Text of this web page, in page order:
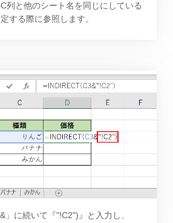
C列と他のシート名を同じにしている
する際に参照します。
」に続いて『"!C2")』と入力し、